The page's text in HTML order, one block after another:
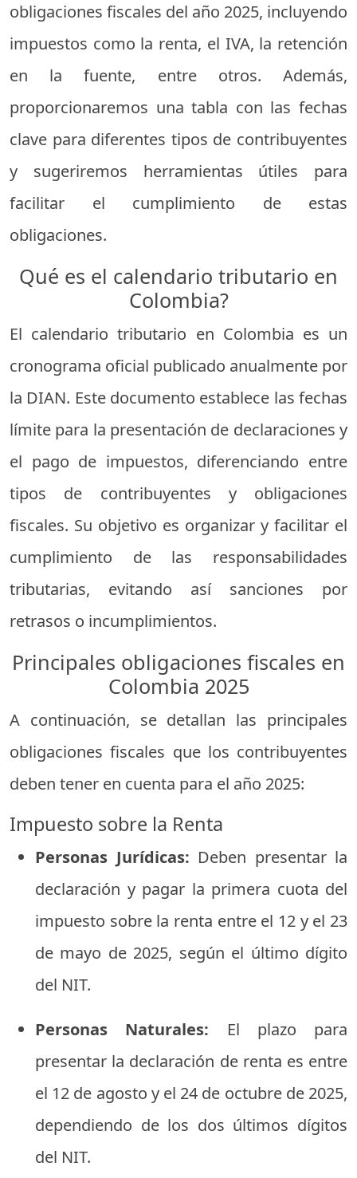
obligaciones fiscales del año 2025, incluyendo
impuestos como la renta, el IVA, la retención
en lafuente, entre otros.
Además,
proporcionaremos unatabla con lasfechas
clave para diferentes tipos de contribuyentes
y sugeriremos herramientas útiles para
facilitar el cumplimiento de estas
obligaciones.
Qué es el calendario tributario en
Colombia?
El calendariotributario en Colombia es un
cronograma oficial publicado anualmente por
la DIAN. Este documento establece lasfechas
límite para la presentación de declaracionesy
el pago de impuestos, diferenciando entre
tipos de contribuyentes y obligaciones
fiscales. Su objetivo es organizar y facilitar el
cumplimiento de las responsabilidades
tributarias, evitando así sanciones por
retrasos o incumplimientos.
Principales obligaciones fiscales en
Colombia 2025
A continuación, se detallan las principales
obligacionesfiscales que los contribuyentes
deben tener en cuenta para el año 2025:
Impuesto sobre la Renta
Personas Jurídicas: Deben presentar la
declaración y pagar la primera cuota del
impuesto sobre la renta entre el 12 y el 23
de mayo de 2025, según el último dígito
del NIT.
Personas Naturales: El plazo para
presentar la declaración de renta es entre
el 12 de agosto y el 24 de octubre de 2025,
dependiendo de los dos últimos dígitos
del NIT.